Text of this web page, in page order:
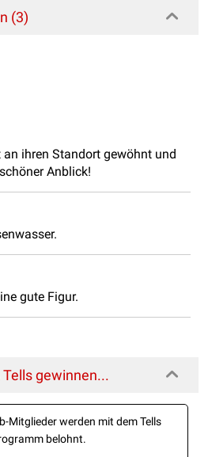
(3)
ihren Standort gewöhnt und
Anblick!
gute Figur.
gewinnen...
Mitglieder werden mit dem Tells
belohnt.